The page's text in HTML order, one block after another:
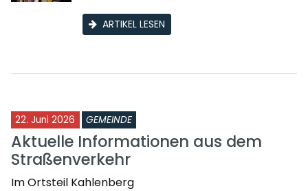
ARTIKEL LESEN
22. Juni 2026 GEMEINDE
Aktuelle Informationen aus dem
Straßenverkehr
Im Ortsteil Kahlenberg